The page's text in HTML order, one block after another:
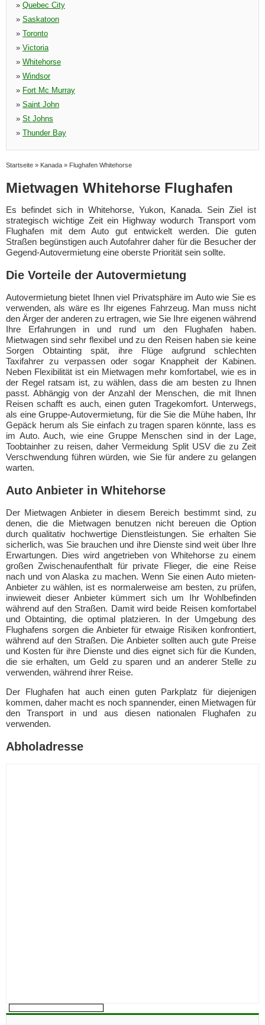
» Quebec City
» Saskatoon
» Toronto
» Victoria
» Whitehorse
» Windsor
» Fort Mc Murray
» Saint John
» St Johns
» Thunder Bay
Startseite » Kanada » Flughafen Whitehorse
Mietwagen Whitehorse Flughafen
Es befindet sich in Whitehorse, Yukon, Kanada. Sein Ziel ist
strategisch wichtige Zeit ein Highway wodurch Transport vom
Flughafen mit dem Auto gut entwickelt werden. Die guten
Straßen begünstigen auch Autofahrer daher für die Besucher der
Gegend-Autovermietung eine oberste Priorität sein sollte.
Die Vorteile der Autovermietung
Autovermietung bietet Ihnen viel Privatsphäre im Auto wie Sie es
verwenden, als wäre es Ihr eigenes Fahrzeug. Man muss nicht
den Ärger der anderen zu ertragen, wie Sie Ihre eigenen während
Ihre Erfahrungen in und rund um den Flughafen haben.
Mietwagen sind sehr flexibel und zu den Reisen haben sie keine
Sorgen Obtainting spät, ihre Flüge aufgrund schlechten
Taxifahrer zu verpassen oder sogar Knappheit der Kabinen.
Neben Flexibilität ist ein Mietwagen mehr komfortabel, wie es in
der Regel ratsam ist, zu wählen, dass die am besten zu Ihnen
passt. Abhängig von der Anzahl der Menschen, die mit Ihnen
Reisen schafft es auch, einen guten Tragekomfort. Unterwegs,
als eine Gruppe-Autovermietung, für die Sie die Mühe haben, Ihr
Gepäck herum als Sie einfach zu tragen sparen könnte, lass es
im Auto. Auch, wie eine Gruppe Menschen sind in der Lage,
Toobtainher zu reisen, daher Vermeidung Split USV die zu Zeit
Verschwendung führen würden, wie Sie für andere zu gelangen
warten.
Auto Anbieter in Whitehorse
Der Mietwagen Anbieter in diesem Bereich bestimmt sind, zu
denen, die die Mietwagen benutzen nicht bereuen die Option
durch qualitativ hochwertige Dienstleistungen. Sie erhalten Sie
sicherlich, was Sie brauchen und ihre Dienste sind weit über Ihre
Erwartungen. Dies wird angetrieben von Whitehorse zu einem
großen Zwischenaufenthalt für private Flieger, die eine Reise
nach und von Alaska zu machen. Wenn Sie einen Auto mieten-
Anbieter zu wählen, ist es normalerweise am besten, zu prüfen,
inwieweit dieser Anbieter kümmert sich um Ihr Wohlbefinden
während auf den Straßen. Damit wird beide Reisen komfortabel
und Obtainting, die optimal platzieren. In der Umgebung des
Flughafens sorgen die Anbieter für etwaige Risiken konfrontiert,
während auf den Straßen. Die Anbieter sollten auch gute Preise
und Kosten für ihre Dienste und dies eignet sich für die Kunden,
die sie erhalten, um Geld zu sparen und an anderer Stelle zu
verwenden, während ihrer Reise.
Der Flughafen hat auch einen guten Parkplatz für diejenigen
kommen, daher macht es noch spannender, einen Mietwagen für
den Transport in und aus diesen nationalen Flughafen zu
verwenden.
Abholadresse